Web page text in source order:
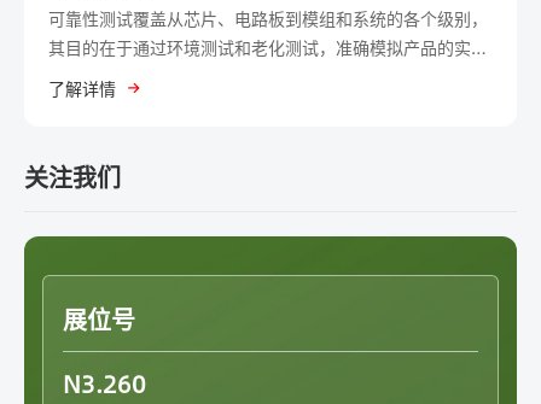
可靠性测试覆盖从芯片、电路板到模组和系统的各个级别，
其目的在于通过环境测试和老化测试，准确模拟产品的实际
使用情况。胜科纳米实验室具备车规级可靠性测试能力，并
满足CPU（中央处理器）可靠性测试要求。
了解详情
关注我们
展位号
N3.260